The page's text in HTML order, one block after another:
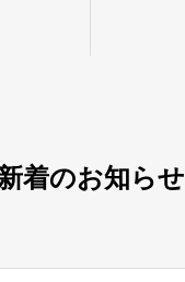
着のお知らせ